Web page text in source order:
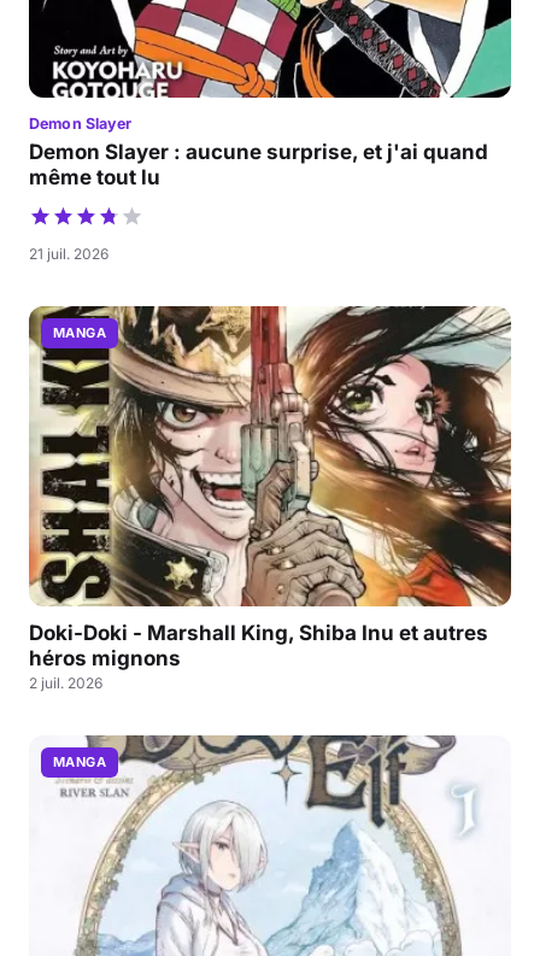
Demon Slayer
Demon Slayer : aucune surprise, et j'ai quand
même tout lu
21 juil. 2026
MANGA
Doki-Doki - Marshall King, Shiba Inu et autres
héros mignons
2 juil. 2026
MANGA